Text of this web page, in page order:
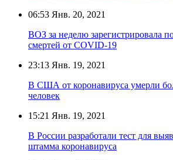
06:53 Янв. 20, 2021
ВОЗ за неделю зарегистрировала
смертей от COVID-19
23:13 Янв. 19, 2021
В США от коронавируса умерли
человек
15:21 Янв. 19, 2021
В России разработали тест для
штамма коронавируса